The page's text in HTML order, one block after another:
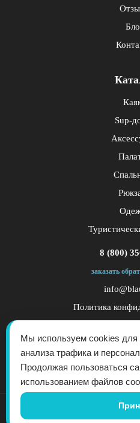
Sup-
8 (800)
заказать
Политика
© 2017 - 2026 - "Blau See" -
права защищены.
Мы используем cookies для
анализа трафика и
Продолжая пользоваться
использованием файлов